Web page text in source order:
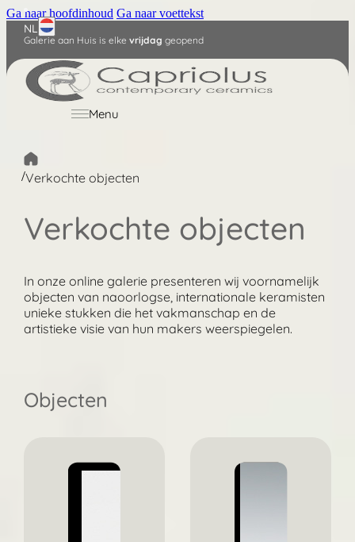
Ga naar hoofdinhoud Ga naar voettekst
Galerie aan Huis is elke vrijdag geopend
NL
English
Menu
/Verkochte objecten
Verkochte objecten
In onze online galerie presenteren wij voornamelijk
objecten van naoorlogse, internationale keramisten
unieke stukken die het vakmanschap en de
artistieke visie van hun makers weerspiegelen.
Objecten